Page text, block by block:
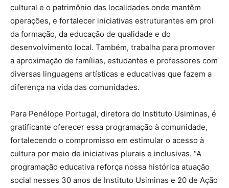
cultural e o patrimônio das localidades onde mantêm
operações, e fortalecer iniciativas estruturantes em prol
da formação, da educação de qualidade e do
desenvolvimento local. Também, trabalha para promover
a aproximação de famílias, estudantes e professores com
diversas linguagens artísticas e educativas que fazem a
diferença na vida das comunidades.
Para Penélope Portugal, diretora do Instituto Usiminas, é
gratificante oferecer essa programação à comunidade,
fortalecendo o compromisso em estimular o acesso à
cultura por meio de iniciativas plurais e inclusivas. “A
programação educativa reforça nossa histórica atuação
social nesses 30 anos de Instituto Usiminas e 20 de Ação